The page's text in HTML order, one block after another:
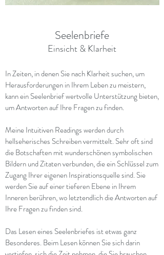
Seelenbriefe
Einsicht & Klarheit
In Zeiten, in denen Sie nach Klarheit suchen, um
Herausforderungen in Ihrem Leben zu meistern,
kann ein Seelenbrief wertvolle Unterstützung bieten,
um Antworten auf Ihre Fragen zu finden.
Meine Intuitiven Readings werden durch
hellseherisches Schreiben vermittelt. Sehr oft sind
die Botschaften mit wunderschönen symbolischen
Bildern und Zitaten verbunden, die ein Schlüssel zum
Zugang Ihrer eigenen Inspirationsquelle sind. Sie
werden Sie auf einer tieferen Ebene in Ihrem
Inneren berühren, wo letztendlich die Antworten auf
Ihre Fragen zu finden sind.
Das Lesen eines Seelenbriefes ist etwas ganz
Besonderes. Beim Lesen können Sie sich darin